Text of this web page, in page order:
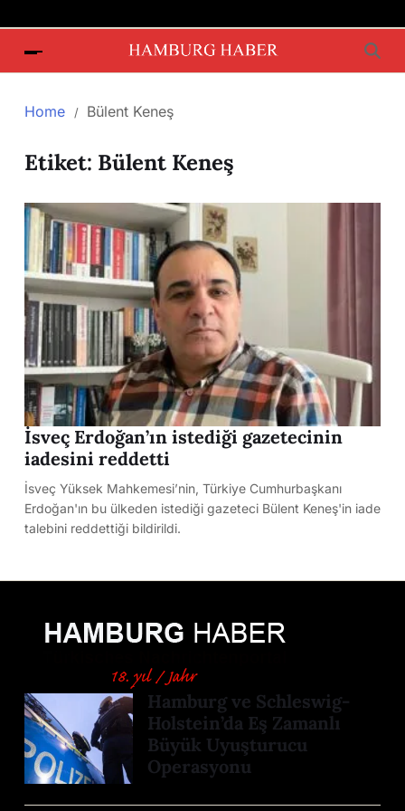
Home Bülent Keneş
Etiket: Bülent Keneş
İsveç Erdoğan’ın istediği gazetecinin
iadesini reddetti
İsveç Yüksek Mahkemesi’nin, Türkiye Cumhurbaşkanı
Erdoğan'ın bu ülkeden istediği gazeteci Bülent Keneş'in iade
talebini reddettiği bildirildi.
Hamburg ve Schleswig-
Holstein’da Eş Zamanlı
Büyük Uyuşturucu
Operasyonu